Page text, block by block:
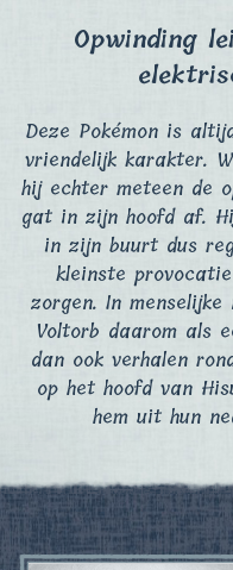
Opwinding
Deze Pokémon is
vriendelijk karakter.
hij echter meteen de
gat in zijn hoofd af.
in zijn buurt dus
kleinste
zorgen. In
Voltorb daarom als
dan ook verhalen
op het hoofd van
hem uit hun